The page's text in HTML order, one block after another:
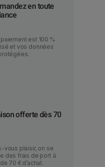
en toute
est 100 %
et vos données
offerte dès 70
vous plaisir, on se
des frais de port à
70 € d’achat.